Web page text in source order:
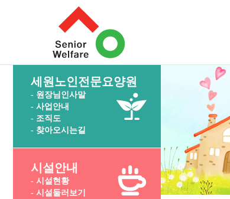
세원노인전문요양원
- 원장님인사말
- 사업안내
- 조직도
- 찾아오시는길
시설안내
- 시설현황
- 시설둘러보기